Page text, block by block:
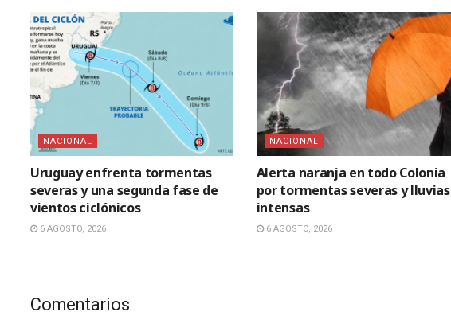
NACIONAL
Uruguay enfrenta tormentas
severas y una segunda fase de
vientos ciclónicos
6 AGOSTO, 2026
NACIONAL
Alerta naranja en todo Colonia
por tormentas severas y lluvias
intensas
6 AGOSTO, 2026
Comentarios